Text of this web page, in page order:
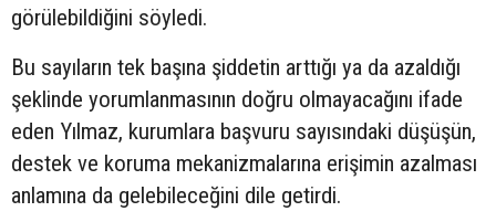
görülebildiğini söyledi.
Bu sayıların tek başına şiddetin arttığı ya da azaldığı
şeklinde yorumlanmasının doğru olmayacağını ifade
eden Yılmaz, kurumlara başvuru sayısındaki düşüşün,
destek ve koruma mekanizmalarına erişimin azalması
anlamına da gelebileceğini dile getirdi.